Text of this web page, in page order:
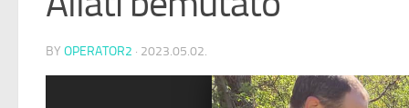
BY OPERATOR2 · 2023.05.02.